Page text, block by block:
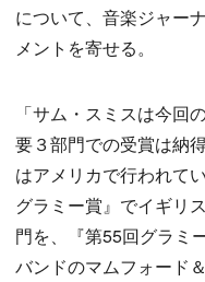
について、音楽ジャー
メントを寄せる。
「サム・スミスは今回
要３部門での受賞は納
はアメリカで行われて
グラミー賞』でイギリ
門を、『第55回グラミ
バンドのマムフォード